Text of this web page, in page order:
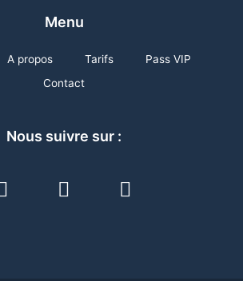
Menu
A propos Tarifs
Pass VIP
Contact
Nous suivre sur :
a
n
i